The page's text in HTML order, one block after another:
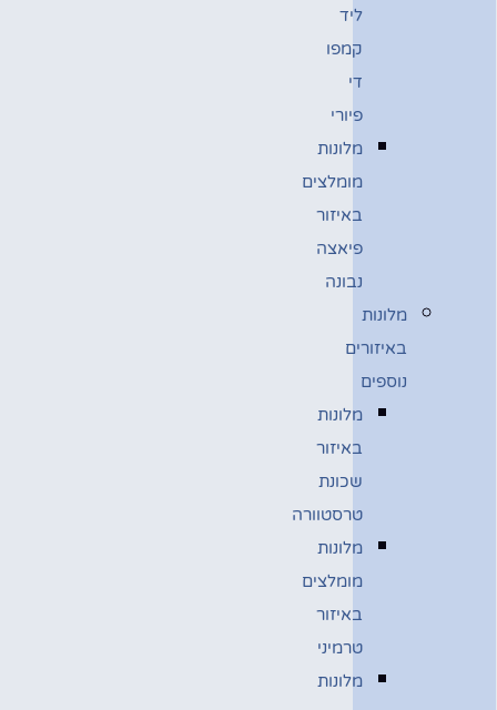
ליד
קמפו
די
פיורי
מלונות
מומלצים
באיזור
פיאצה
נבונה
מלונות
באיזורים
נוספים
מלונות
באיזור
שכונת
טרסטוורה
מלונות
מומלצים
באיזור
טרמיני
מלונות